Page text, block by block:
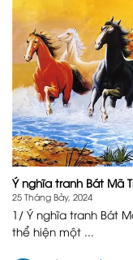
Ý nghĩa tranh Bát Mã
25 Tháng Bảy, 2024
1/ Ý nghĩa tranh Bát
thể hiện một ...